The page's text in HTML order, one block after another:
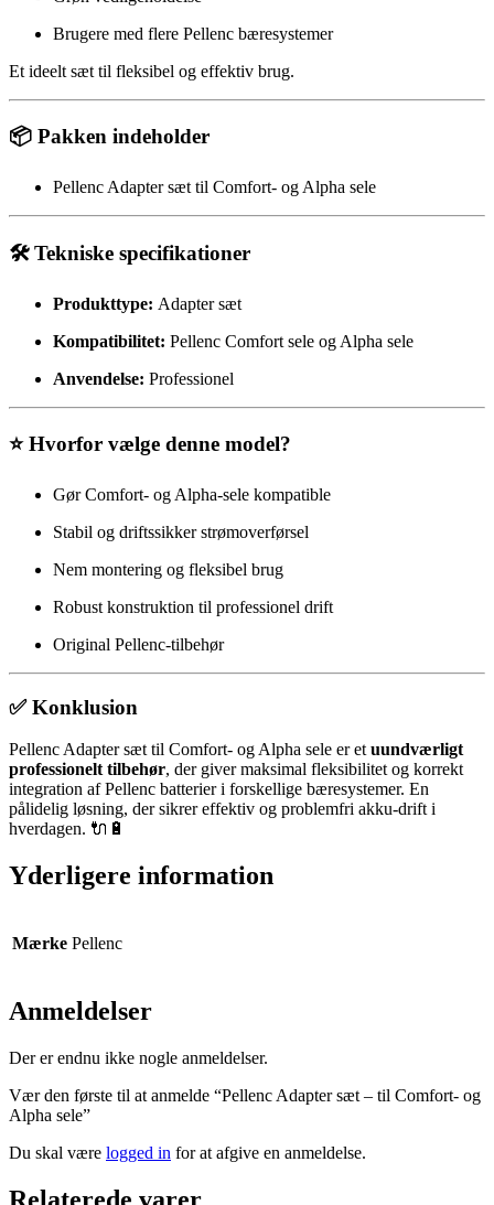
Brugere med flere Pellenc bæresystemer
Et ideelt sæt til fleksibel og effektiv brug.
📦 Pakken indeholder
Pellenc Adapter sæt til Comfort- og Alpha sele
🛠️ Tekniske specifikationer
Produkttype: Adapter sæt
Kompatibilitet: Pellenc Comfort sele og Alpha sele
Anvendelse: Professionel
⭐ Hvorfor vælge denne model?
Gør Comfort- og Alpha-sele kompatible
Stabil og driftssikker strømoverførsel
Nem montering og fleksibel brug
Robust konstruktion til professionel drift
Original Pellenc-tilbehør
✅ Konklusion
Pellenc Adapter sæt til Comfort- og Alpha sele er etuundværligt
professionelt tilbehør, der giver maksimal fleksibilitet og korrekt
integration af Pellenc batterier i forskellige bæresystemer. En
pålidelig løsning, der sikrer effektiv og problemfri akku-drift i
hverdagen. 🔌🔋
Yderligere information
Mærke Pellenc
Anmeldelser
Der er endnu ikke nogle anmeldelser.
Vær den første til at anmelde “Pellenc Adapter sæt – til Comfort- og
Alpha sele”
Du skal være logged in for at afgive en anmeldelse.